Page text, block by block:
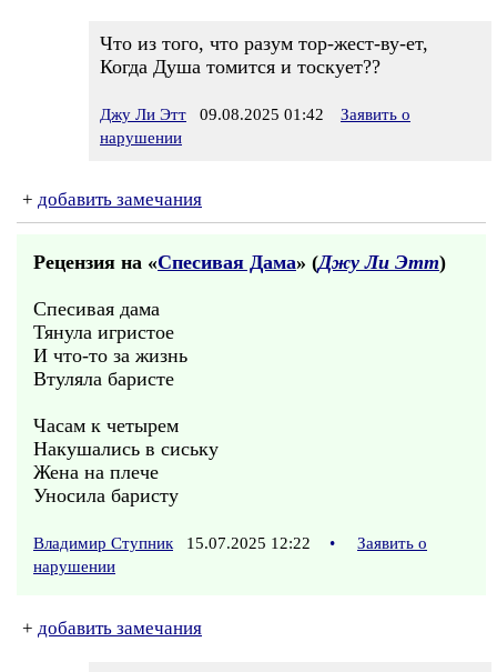
Что из того, что разум тор-жест-ву-ет,
Когда Душа томится и тоскует??
Джу Ли Этт 09.08.2025 01:42
Заявить о
нарушении
+ добавить замечания
Рецензия на «Спесивая Дама» (Джу Ли Этт)
Спесивая дама
Тянула игристое
И что-то за жизнь
Втуляла баристе
Часам к четырем
Накушались в сиську
Жена на плече
Уносила баристу
Владимир Ступник 15.07.2025 12:22 •
Заявить о
нарушении
+ добавить замечания